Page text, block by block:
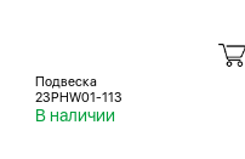
Подвеска
23PHW01-113
В наличии